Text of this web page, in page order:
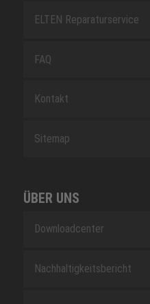
ELTEN Reparaturservice
FAQ
Kontakt
Sitemap
ÜBER UNS
Downloadcenter
Nachhaltigkeitsbericht